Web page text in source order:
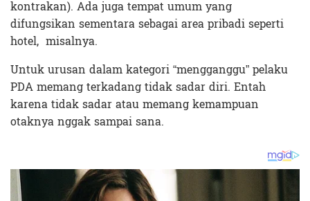
kontrakan). Ada juga tempat umum yang
difungsikan sementara sebagai area pribadi seperti
hotel, misalnya.
Untuk urusan dalam kategori “mengganggu” pelaku
PDA memang terkadang tidak sadar diri. Entah
karena tidak sadar atau memang kemampuan
otaknya nggak sampai sana.